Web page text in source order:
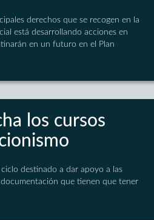
derechos que se recogen en la
está desarrollando acciones en
en un futuro en el Plan
los cursos
destinado a dar apoyo a las
que tienen que tener